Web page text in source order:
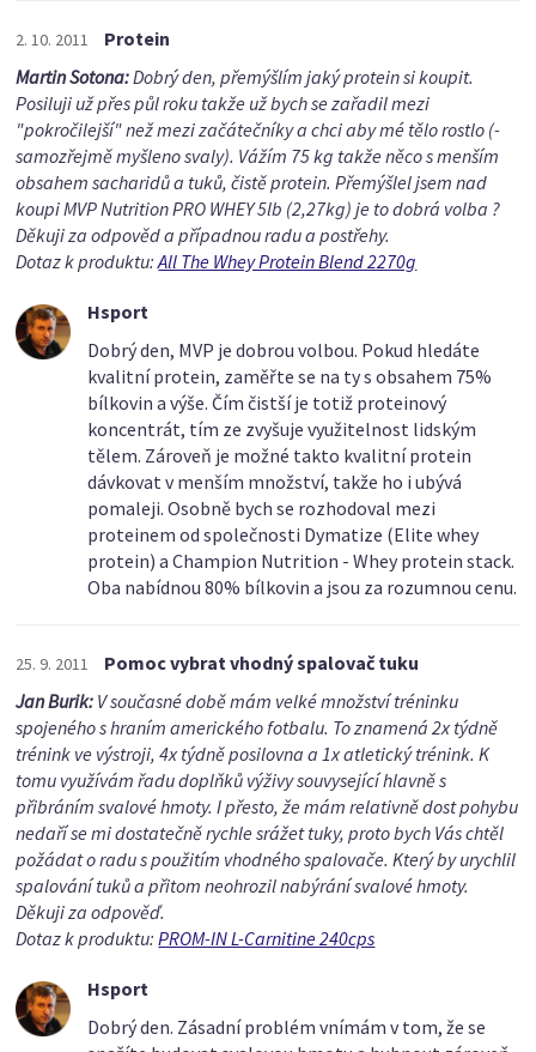
2. 10. 2011
Protein
Martin Sotona:Dobrý den, přemýšlím jaký protein si koupit.
Posiluji už přes půl roku takže už bych se zařadil mezi
"pokročilejší" než mezi začátečníky a chci aby mé tělo rostlo (-
samozřejmě myšleno svaly). Vážím 75 kg takže něco s menším
obsahem sacharidů a tuků, čistě protein. Přemýšlel jsem nad
koupi MVP Nutrition PRO WHEY 5lb (2,27kg) je to dobrá volba ?
Děkuji za odpověd a případnou radu a postřehy.
Dotaz k produktu:All The Whey Protein Blend 2270g
Hsport
Dobrý den, MVP je dobrou volbou. Pokud hledáte
kvalitní protein, zaměřte se na ty s obsahem 75%
bílkovin a výše. Čím čistší je totiž proteinový
koncentrát, tím ze zvyšuje využitelnost lidským
tělem. Zároveň je možné takto kvalitní protein
dávkovat v menším množství, takže ho i ubývá
pomaleji. Osobně bych se rozhodoval mezi
proteinem od společnosti Dymatize (Elite whey
protein) a Champion Nutrition - Whey protein stack.
Oba nabídnou 80% bílkovin a jsou za rozumnou cenu.
25. 9. 2011
Pomoc vybrat vhodný spalovač tuku
Jan Burik: V současné době mám velké množství tréninku
spojeného s hraním amerického fotbalu. To znamená 2x týdně
trénink ve výstroji, 4x týdně posilovna a 1x atletický trénink. K
tomu využívám řadu doplňků výživy souvysející hlavně s
přibráním svalové hmoty. I přesto, že mám relativně dost pohybu
nedaří se mi dostatečně rychle srážet tuky, proto bych Vás chtěl
požádat o radu s použitím vhodného spalovače. Který by urychlil
spalování tuků a přitom neohrozil nabýrání svalové hmoty.
Děkuji za odpověď.
Dotaz k produktu:PROM-IN L-Carnitine 240cps
Hsport
Dobrý den. Zásadní problém vnímám v tom, že se